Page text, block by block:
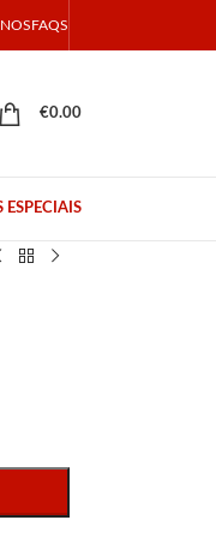
FAQS
€0.00
ESPECIAIS